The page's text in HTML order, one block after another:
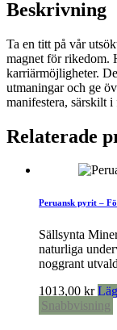
Beskrivning
Ta en titt på vår
magnet för rikedom.
karriärmöjligheter.
utmaningar och ge
manifestera, särskilt
Relaterade
Peruansk pyrit –
Sällsynta
naturliga
noggrant
1013,00 kr
Snabbvisning